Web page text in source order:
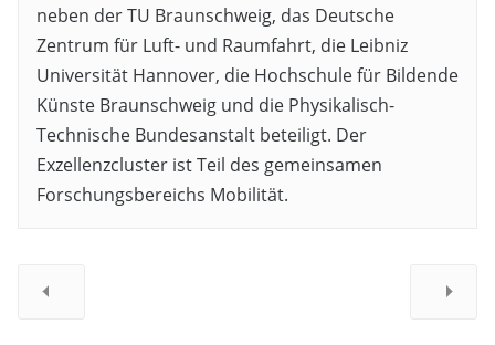
neben der TU Braunschweig, das Deutsche
Zentrum für Luft- und Raumfahrt, die Leibniz
Universität Hannover, die Hochschule für Bildende
Künste Braunschweig und die Physikalisch-
Technische Bundesanstalt beteiligt. Der
Exzellenzcluster ist Teil des gemeinsamen
Forschungsbereichs Mobilität.